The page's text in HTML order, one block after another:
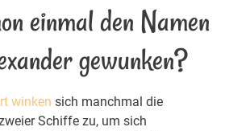
einmal den Namen
gewunken?
winken sich manchmal die
Schiffe zu, um sich